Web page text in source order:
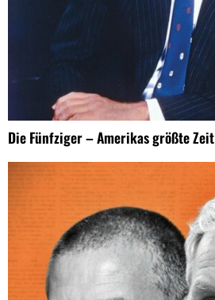
Die Fünfziger – Amerikas größte Zeit